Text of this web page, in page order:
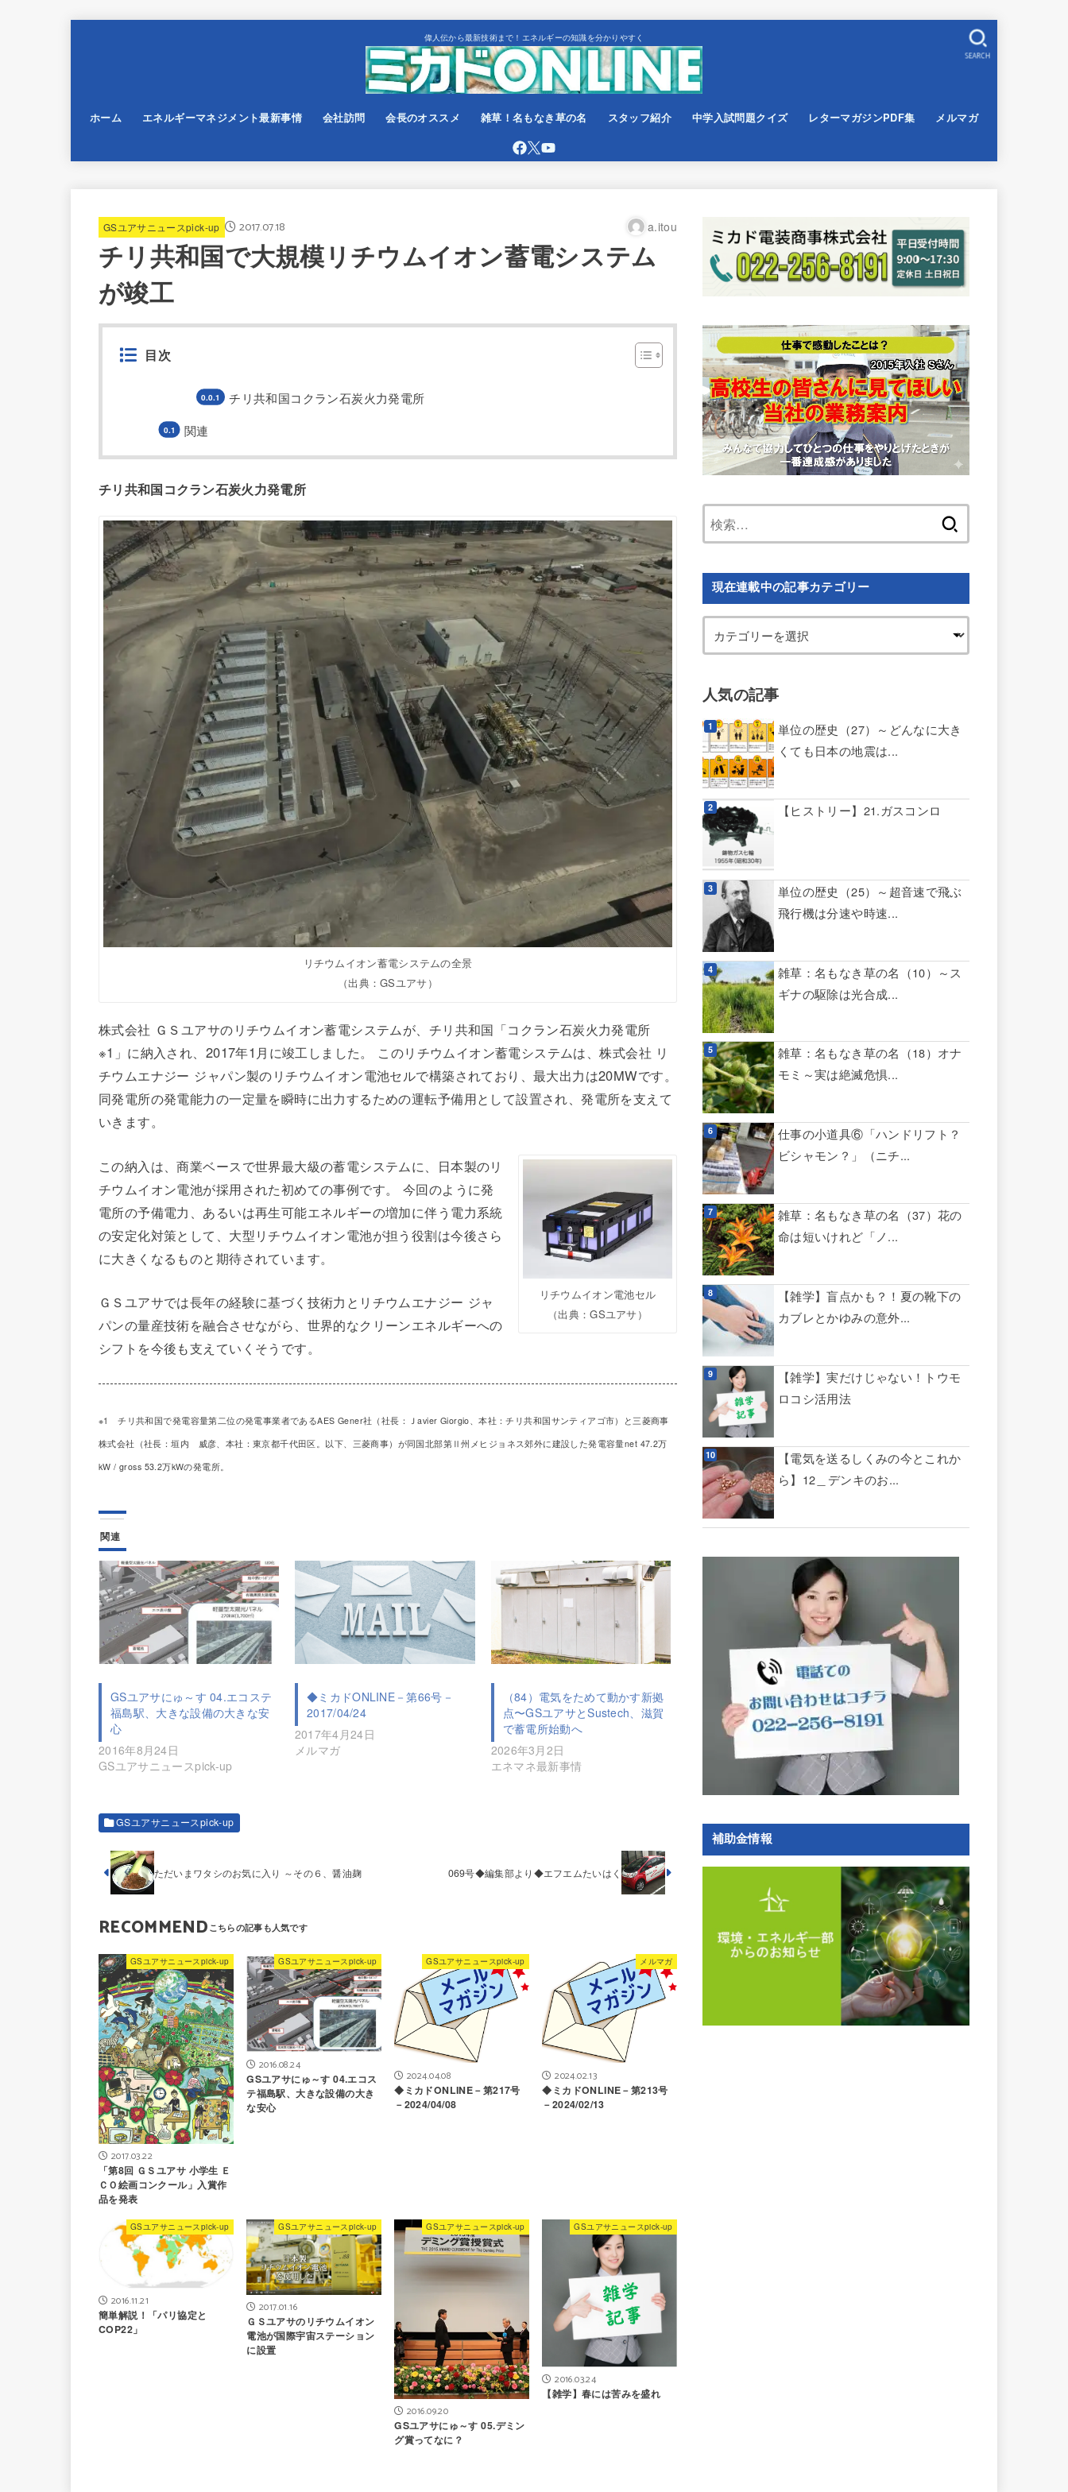
偉人伝から最新技術まで！エネルギーの知識を分かりやすく
ホーム エネルギーマネジメント最新事情 会社訪問 会長のオススメ 雑草！名もなき草の名 スタッフ紹介 中学入試問題クイズ レターマガジンPDF集 メルマガ
SEARCH
GSユアサニュースpick-up 2017.07.18 a.itou
チリ共和国で大規模リチウムイオン蓄電システム
が竣工
目次
チリ共和国コクラン石炭火力発電所
関連
チリ共和国コクラン石炭火力発電所
リチウムイオン蓄電システムの全景
（出典：GSユアサ）
株式会社 ＧＳユアサのリチウムイオン蓄電システムが、チリ共和国「コクラン石炭火力発電所
※1」に納入され、2017年1月に竣工しました。 このリチウムイオン蓄電システムは、株式会社 リ
チウムエナジー ジャパン製のリチウムイオン電池セルで構築されており、最大出力は20MWです。
同発電所の発電能力の一定量を瞬時に出力するための運転予備用として設置され、発電所を支えて
いきます。
リチウムイオン電池セル
（出典：GSユアサ）
この納入は、商業ベースで世界最大級の蓄電システムに、日本製のリ
チウムイオン電池が採用された初めての事例です。 今回のように発
電所の予備電力、あるいは再生可能エネルギーの増加に伴う電力系統
の安定化対策として、大型リチウムイオン電池が担う役割は今後さら
に大きくなるものと期待されています。
ＧＳユアサでは長年の経験に基づく技術力とリチウムエナジー ジャ
パンの量産技術を融合させながら、世界的なクリーンエネルギーへの
シフトを今後も支えていくそうです。
※1 チリ共和国で発電容量第二位の発電事業者であるAES Gener社（社長：Ｊavier Giorgio、本社：チリ共和国サンティアゴ市）と三菱商事
株式会社（社長：垣内 威彦、本社：東京都千代田区。以下、三菱商事）が同国北部第Ⅱ州メヒジョネス郊外に建設した発電容量net 47.2万
kW / gross 53.2万kWの発電所。
関連
GSユアサにゅ～す 04.エコステ
福島駅、大きな設備の大きな安
心
2016年8月24日
GSユアサニュースpick-up
◆ミカドONLINE－第66号－
2017/04/24
2017年4月24日
メルマガ
（84）電気をためて動かす新拠
点〜GSユアサとSustech、滋賀
で蓄電所始動へ
2026年3月2日
エネマネ最新事情
GSユアサニュースpick-up
069号◆編集部より◆エフエムたいはく
ただいまワタシのお気に入り ～その６、醤油麹
RECOMMEND
GSユアサニュースpick-up
2017.03.22
「第8回 ＧＳユアサ 小学生 Ｅ
ＣＯ絵画コンクール」入賞作
品を発表
GSユアサニュースpick-up
2016.08.24
GSユアサにゅ～す 04.エコス
テ福島駅、大きな設備の大き
な安心
GSユアサニュースpick-up
2024.04.08
◆ミカドONLINE－第217号
－2024/04/08
メルマガ
2024.02.13
◆ミカドONLINE－第213号
－2024/02/13
GSユアサニュースpick-up
2016.11.21
簡単解説！「パリ協定と
COP22」
GSユアサニュースpick-up
2017.01.16
ＧＳユアサのリチウムイオン
電池が国際宇宙ステーション
に設置
GSユアサニュースpick-up
2016.09.20
GSユアサにゅ～す 05.デミン
グ賞ってなに？
GSユアサニュースpick-up
2016.03.24
【雑学】春には苦みを盛れ
現在連載中の記事カテゴリー
人気の記事
単位の歴史（27）～どんなに大き
くても日本の地震は...
【ヒストリー】21.ガスコンロ
単位の歴史（25）～超音速で飛ぶ
飛行機は分速や時速...
雑草：名もなき草の名（10）～ス
ギナの駆除は光合成...
雑草：名もなき草の名（18）オナ
モミ～実は絶滅危惧...
仕事の小道具⑥「ハンドリフト？
ビシャモン？」（ニチ...
雑草：名もなき草の名（37）花の
命は短いけれど「ノ...
【雑学】盲点かも？！夏の靴下の
カブレとかゆみの意外...
【雑学】実だけじゃない！トウモ
ロコシ活用法
【電気を送るしくみの今とこれか
ら】12＿デンキのお...
補助金情報